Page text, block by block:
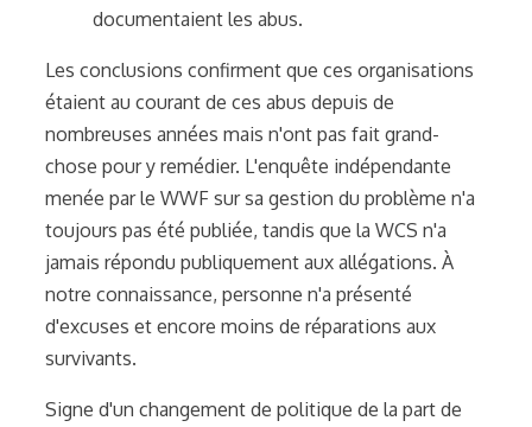
documentaient les abus.
Les conclusions confirment que ces organisations
étaient au courant de ces abus depuis de
nombreuses années mais n'ont pas fait grand-
chose pour y remédier. L'enquête indépendante
menée par le WWF sur sa gestion du problème n'a
toujours pas été publiée, tandis que la WCS n'a
jamais répondu publiquement aux allégations. À
notre connaissance, personne n'a présenté
d'excuses et encore moins de réparations aux
survivants.
Signe d'un changement de politique de la part de